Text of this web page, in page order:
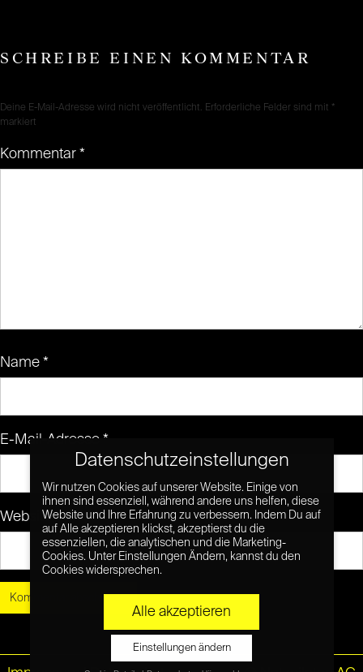
SCHREIBE EINEN KOMMENTAR
Deine E-Mail-Adresse wird nicht veröffentlicht. Erforderliche Felder sind mit *
markiert
Kommentar *
Name *
E-Mail-Adresse *
Website
Datenschutzeinstellungen
Wir nutzen Cookies auf unserer Website. Einige von
ihnen sind essenziell, während andere uns helfen, diese
Website und Ihre Erfahrung zu verbessern. Indem Du auf
auf Alle akzeptieren klickst, akzeptierst du die
essenziellen, die analytischen und die Marketing-
Cookies. Unter Einstellungen Ändern, kannst du den
Cookies widersprechen.
Alle akzeptieren
Einstellungen ändern